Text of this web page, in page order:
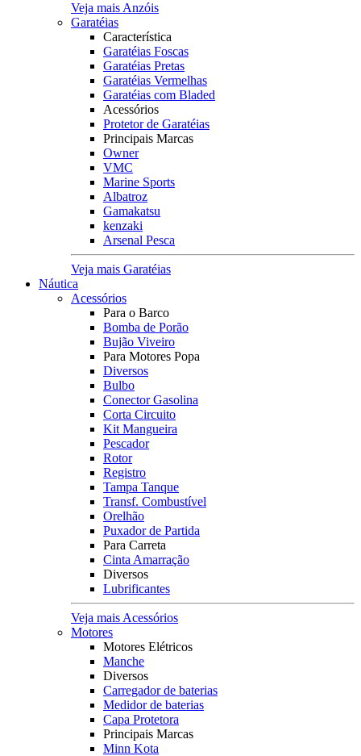
Veja mais Anzóis
Garatéias
Característica
Garatéias Foscas
Garatéias Pretas
Garatéias Vermelhas
Garatéias com Bladed
Acessórios
Protetor de Garatéias
Principais Marcas
Owner
VMC
Marine Sports
Albatroz
Gamakatsu
kenzaki
Arsenal Pesca
Veja mais Garatéias
Náutica
Acessórios
Para o Barco
Bomba de Porão
Bujão Viveiro
Para Motores Popa
Diversos
Bulbo
Conector Gasolina
Corta Circuito
Kit Mangueira
Pescador
Rotor
Registro
Tampa Tanque
Transf. Combustível
Orelhão
Puxador de Partida
Para Carreta
Cinta Amarração
Diversos
Lubrificantes
Veja mais Acessórios
Motores
Motores Elétricos
Manche
Diversos
Carregador de baterias
Medidor de baterias
Capa Protetora
Principais Marcas
Minn Kota